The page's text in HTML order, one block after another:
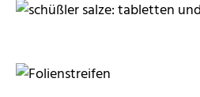
ThommyWeiss
neroli